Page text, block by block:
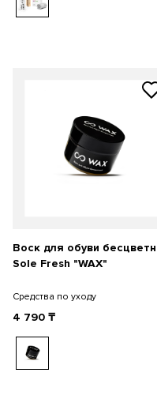
Воск для обуви
Sole Fresh "WAX"
Средства по уходу
4 790 ₸